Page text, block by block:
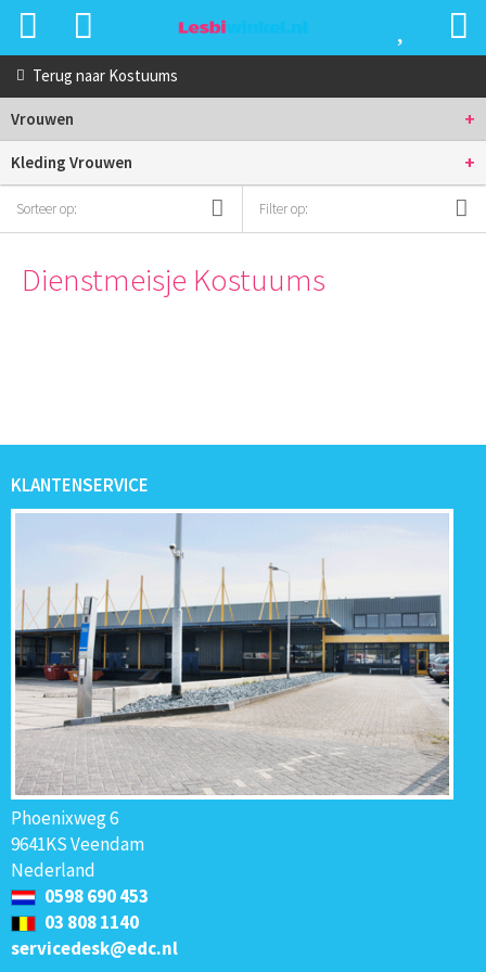
Terug naar Kostuums
Vrouwen +
Kleding Vrouwen +
Sorteer op: Filter op:
Dienstmeisje Kostuums
KLANTENSERVICE
Phoenixweg 6
9641KS Veendam
Nederland
0598 690 453
03 808 1140
servicedesk@edc.nl